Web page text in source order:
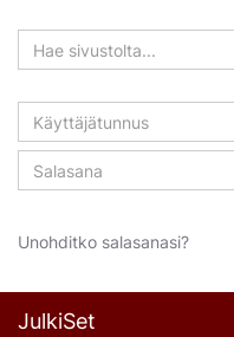
Hae
sivustolta
Käyttäjätunnus
Salasana
Unohditko salasanasi?
JulkiSet